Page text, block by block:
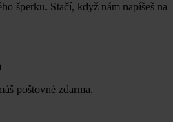
šperku. Stačí, když nám napíšeš na
poštovné zdarma.